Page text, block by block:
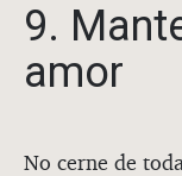
9.
amor
No cerne de